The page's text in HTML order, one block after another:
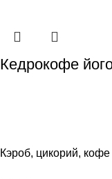
Кедрокофе
Кэроб, цикорий, кофе